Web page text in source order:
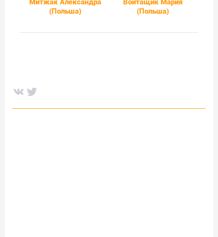
Митжак Александра
(Польша)
Войтащик Мария
(Польша)